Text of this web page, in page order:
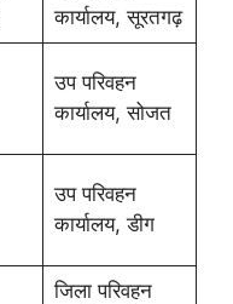
कार्यालय, सूरतगढ़
उप परिवहन
कार्यालय, सोजत
उप परिवहन
कार्यालय, डीग
जिला परिवहन